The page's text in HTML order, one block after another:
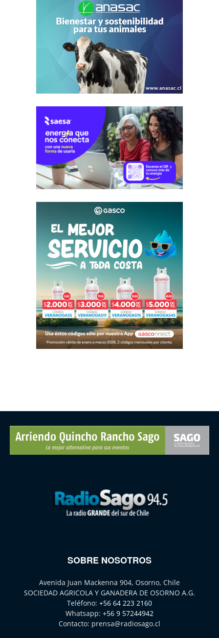
SOBRE NOSOTROS
Avenida Juan Mackenna 904, Osorno, Chile
SOCIEDAD AGRICOLA Y GANADERA DE OSORNO A.G.
Teléfono: +56 64 223 2160
Whatsapp: +56 9 57244942
Contacto: prensa@radiosago.cl